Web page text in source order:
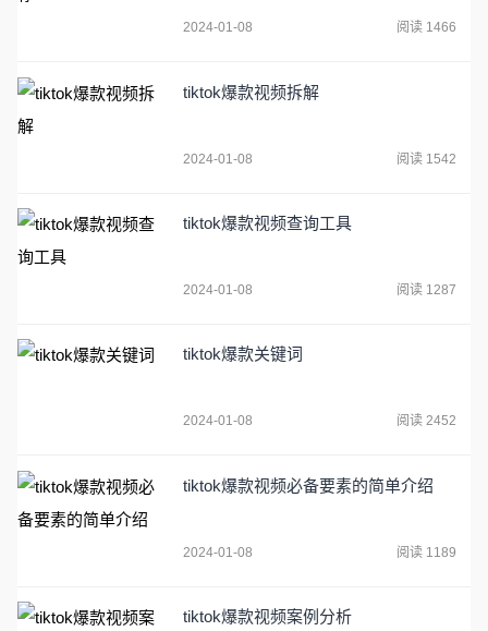
2024-01-08 阅读 1466
tiktok爆款视频拆解
2024-01-08 阅读 1542
tiktok爆款视频查询工具
2024-01-08 阅读 1287
tiktok爆款关键词
2024-01-08 阅读 2452
tiktok爆款视频必备要素的简单介绍
2024-01-08 阅读 1189
tiktok爆款视频案例分析